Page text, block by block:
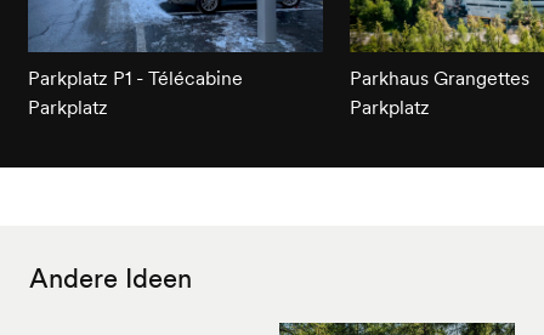
Parkplatz P1 - Télécabine
Parkplatz
Parkhaus Grangettes
Parkplatz
Andere Ideen